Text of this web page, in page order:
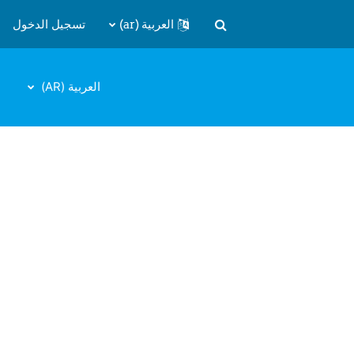
تبديل إدخال البحث
العربية ‎(ar)‎ تسجيل الدخول
العربية ‎(AR)‎